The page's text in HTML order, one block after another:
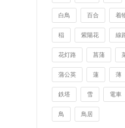
白鳥 百合 着
稲 紫陽花 線
花灯路 菖蒲
蒲公英 蓮 薄
鉄塔 雪 電車
鳥 鳥居